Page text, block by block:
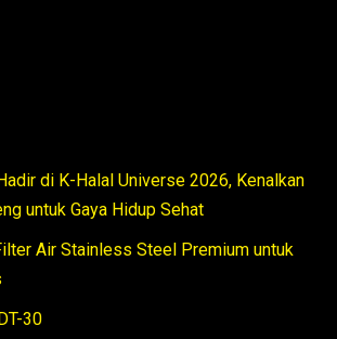
di K-Halal Universe 2026, Kenalkan
untuk Gaya Hidup Sehat
Air Stainless Steel Premium untuk
30